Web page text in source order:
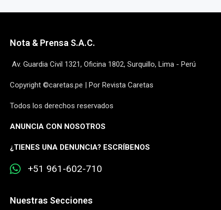
Nota & Prensa S.A.C.
Av. Guardia Civil 1321, Oficina 1802, Surquillo, Lima - Perú
Copyright ©caretas.pe | Por Revista Caretas
Todos los derechos reservados
ANUNCIA CON NOSOTROS
¿TIENES UNA DENUNCIA? ESCRÍBENOS
+51 961-602-710
Nuestras Secciones